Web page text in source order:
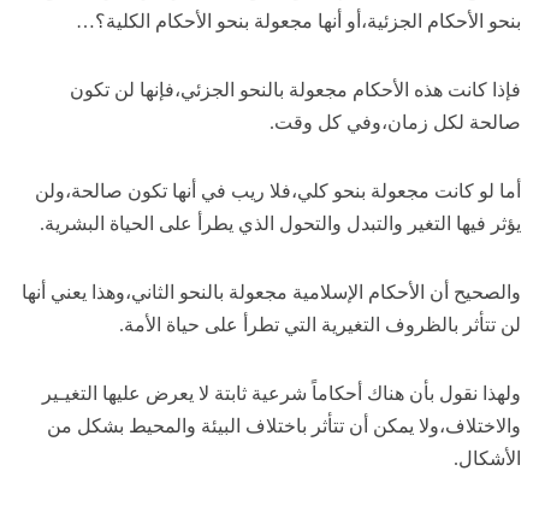
بنحو الأحكام الجزئية،أو أنها مجعولة بنحو الأحكام الكلية؟…
فإذا كانت هذه الأحكام مجعولة بالنحو الجزئي،فإنها لن تكون
صالحة لكل زمان،وفي كل وقت.
أما لو كانت مجعولة بنحو كلي،فلا ريب في أنها تكون صالحة،ولن
يؤثر فيها التغير والتبدل والتحول الذي يطرأ على الحياة البشرية.
والصحيح أن الأحكام الإسلامية مجعولة بالنحو الثاني،وهذا يعني أنها
لن تتأثر بالظروف التغيرية التي تطرأ على حياة الأمة.
ولهذا نقول بأن هناك أحكاماً شرعية ثابتة لا يعرض عليها التغيـير
والاختلاف،ولا يمكن أن تتأثر باختلاف البيئة والمحيط بشكل من
الأشكال.